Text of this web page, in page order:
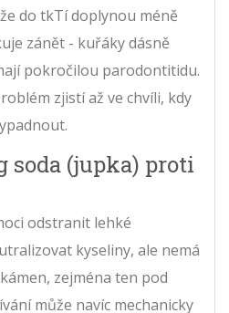
do tkTí doplynou méně
zánět - kuřáky dásně
pokročilou parodontitidu.
zjistí až ve chvíli, kdy
soda (jupka) proti
odstranit lehké
kyseliny, ale nemá
zejména ten pod
může navíc mechanicky